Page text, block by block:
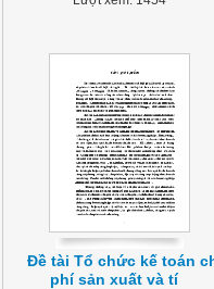
Đề tài Tổ chức kế toán
phí sản xuất và tí